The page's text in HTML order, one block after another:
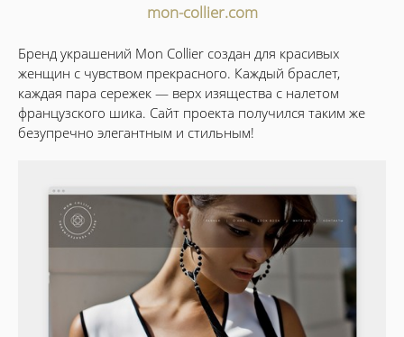
mon-collier.com
Бренд украшений Mon Collier создан для красивых
женщин с чувством прекрасного. Каждый браслет,
каждая пара сережек — верх изящества с налетом
французского шика. Сайт проекта получился таким же
безупречно элегантным и стильным!